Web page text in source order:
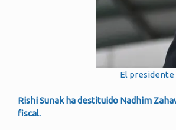
El presidente
Rishi Sunak ha destituido Nadhim
fiscal.